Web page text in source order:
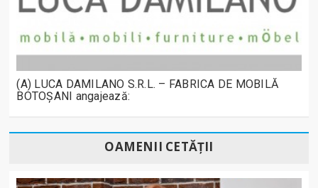
(A) LUCA DAMILANO S.R.L. – FABRICA DE MOBILĂ
BOTOȘANI angajează:
OAMENII CETĂȚII